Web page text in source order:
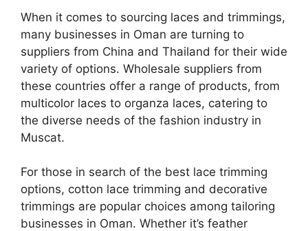
When it comes to sourcing laces and trimmings,
many businesses in Oman are turning to
suppliers from China and Thailand for their wide
variety of options. Wholesale suppliers from
these countries offer a range of products, from
multicolor laces to organza laces, catering to
the diverse needs of the fashion industry in
Muscat.
For those in search of the best lace trimming
options, cotton lace trimming and decorative
trimmings are popular choices among tailoring
businesses in Oman. Whether it’s feather